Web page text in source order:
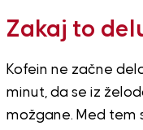
Zakaj to
Kofein ne začne
minut, da se iz
možgane. Med tem